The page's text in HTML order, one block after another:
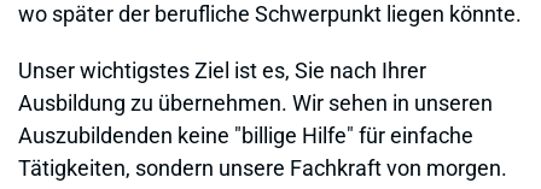
wo später der berufliche Schwerpunkt liegen könnte.
Unser wichtigstes Ziel ist es, Sie nach Ihrer
Ausbildung zu übernehmen. Wir sehen in unseren
Auszubildenden keine "billige Hilfe" für einfache
Tätigkeiten, sondern unsere Fachkraft von morgen.